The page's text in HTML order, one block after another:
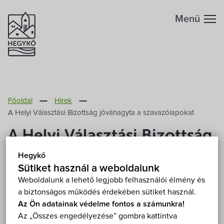
Hegykő
Sütiket használ a weboldalunk
Weboldalunk a lehető legjobb felhasználói élmény és
a biztonságos működés érdekében sütiket használ.
Az Ön adatainak védelme fontos a számunkra!
Az „Összes engedélyezése” gombra kattintva
Megközelítés
Fontos telefonszámok
Földrajzi adottság
Éghajlat
Szabadidő
Éttermek
Programok
Menü
Főoldal
Hírek
A Helyi Választási Bizottság jóváhagyta a szavazólapokat
A Helyi Választási Bizottság
jóváhagyta a
szavazólapokat
2019. Szeptember 18.